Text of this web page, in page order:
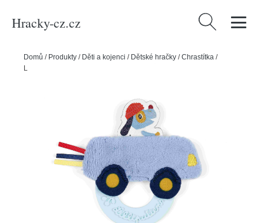
Hracky-cz.cz Vyhledávání
Domů / Produkty / Děti a kojenci / Dětské hračky /Chrastítka /
Lilliputiens - kousátko kroužek - pejsek Jules